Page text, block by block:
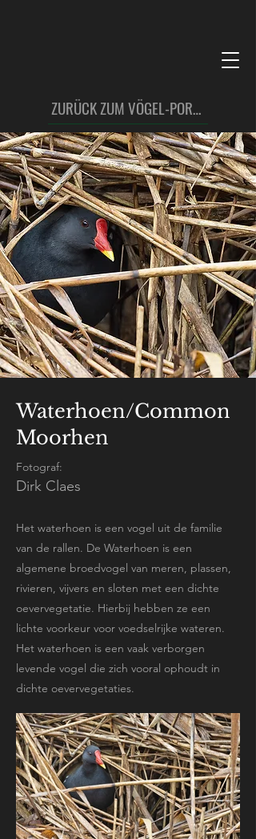
Waterhoen/Common
Moorhen
Fotograf:
Dirk Claes
Het waterhoen is een vogel uit de familie
van de rallen. De Waterhoen is een
algemene broedvogel van meren, plassen,
rivieren, vijvers en sloten met een dichte
oevervegetatie. Hierbij hebben ze een
lichte voorkeur voor voedselrijke wateren.
Het waterhoen is een vaak verborgen
levende vogel die zich vooral ophoudt in
dichte oevervegetaties.